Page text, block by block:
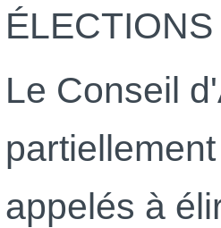
Le Conseil
appelés à